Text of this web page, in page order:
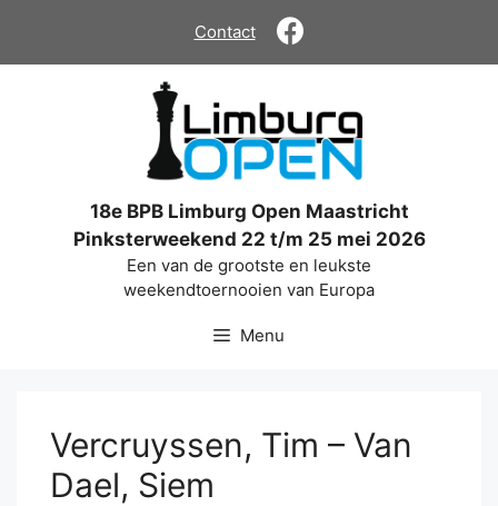
de
Contact
18e BPB Limburg Open Maastricht
Pinksterweekend 22 t/m 25 mei 2026
Een van de grootste en leukste
weekendtoernooien van Europa
Menu
Vercruyssen, Tim – Van
Dael, Siem